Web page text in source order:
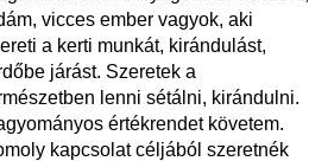
vicces ember vagyok, aki
a kerti munkát, kirándulást,
járást. Szeretek a
lenni sétálni, kirándulni.
értékrendet követem.
kapcsolat céljából szeretnék